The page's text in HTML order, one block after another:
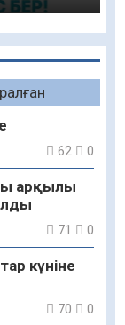
62 0
арқылы
71 0
күніне
70 0